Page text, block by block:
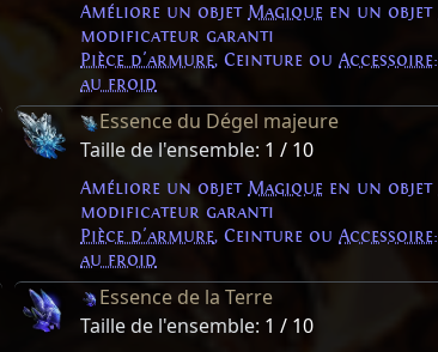
Améliore un objet Magique en un objet
modificateur garanti
Pièce d'armure, Ceinture ou Accessoire:
au froid
Essence du Dégel majeure
Taille de l'ensemble: 1 / 10
Améliore un objet Magique en un objet
modificateur garanti
Pièce d'armure, Ceinture ou Accessoire:
au froid
Essence de la Terre
Taille de l'ensemble: 1 / 10